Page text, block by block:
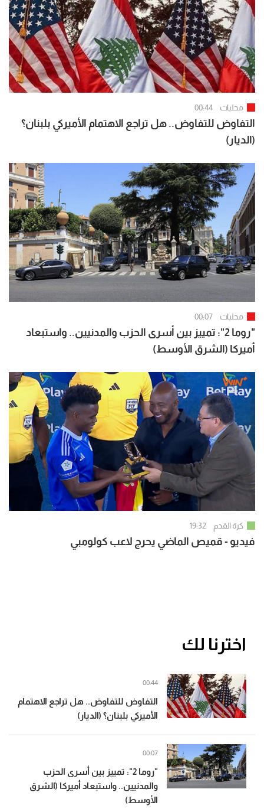
محليات 00:44
التفاوض للتفاوض.. هل تراجع الاهتمام الأميركي بلبنان؟
(الديار)
محليات 00:07
"روما 2": تمييز بين أسرى الحزب والمدنيين.. واستبعاد
أميركا (الشرق الأوسط)
كرة القدم 19:32
فيديو - قميص الماضي يحرج لاعب كولومبي
اخترنا لك
التفاوض للتفاوض.. هل تراجع الاهتمام
الأميركي بلبنان؟ (الديار)
00:44
"روما 2": تمييز بين أسرى الحزب
والمدنيين.. واستبعاد أميركا (الشرق
الأوسط)
00:07